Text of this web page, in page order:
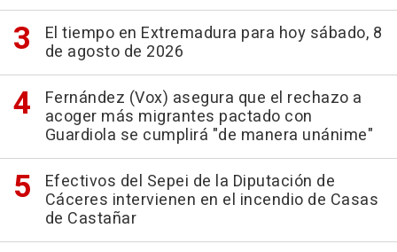
El tiempo en Extremadura para hoy sábado, 8
de agosto de 2026
Fernández (Vox) asegura que el rechazo a
acoger más migrantes pactado con
Guardiola se cumplirá "de manera unánime"
Efectivos del Sepei de la Diputación de
Cáceres intervienen en el incendio de Casas
de Castañar